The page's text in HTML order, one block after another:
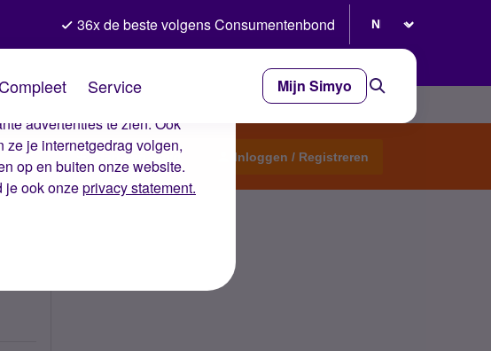
ervoor dat je ervaring op de
advertenties te zien. Ook
je internetgedrag volgen,
op en buiten onze website.
je ook onzeprivacy statement.
36x de beste volgens Consumentenbond
Service Mijn Simyo
Start een topic Inloggen / Registreren